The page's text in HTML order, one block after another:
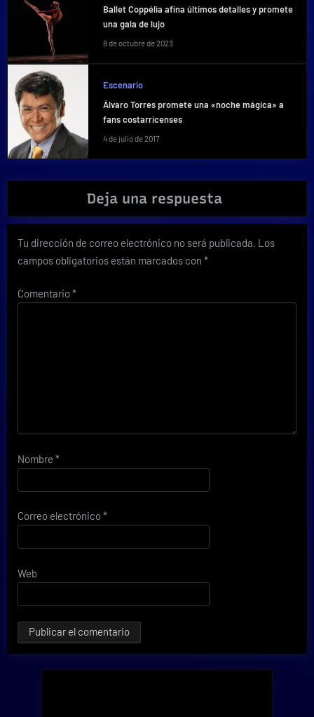
Ballet Coppélia afina últimos detalles y promete
una gala de lujo
8 de octubre de 2023
Escenario
Álvaro Torres promete una «noche mágica» a
fans costarricenses
4 de julio de 2017
Deja una respuesta
Tu dirección de correo electrónico no será publicada. Los
campos obligatorios están marcados con *
Comentario*
Nombre *
Correo electrónico*
Web